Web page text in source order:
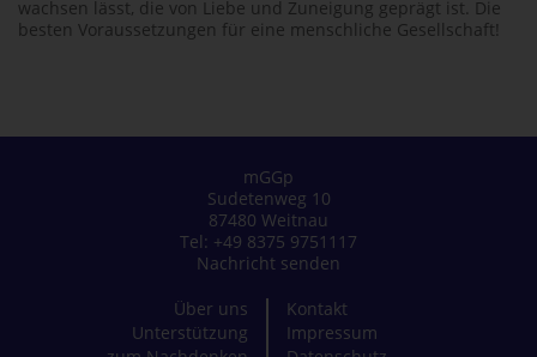
wachsen lässt, die von Liebe und Zuneigung geprägt ist. Die
besten Voraussetzungen für eine menschliche Gesellschaft!
mGGp
Sudetenweg 10
87480 Weitnau
Tel: +49 8375 9751117
Nachricht senden
Über uns
Unterstützung
Kontakt
Impressum